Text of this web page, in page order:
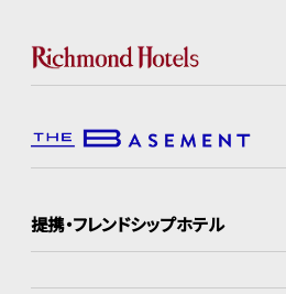
提携・フレンドシップホテル